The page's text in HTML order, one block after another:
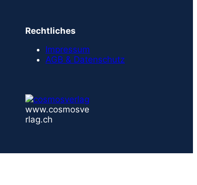
Rechtliches
Impressum
AGB & Datenschutz
www.cosmosve
rlag.ch